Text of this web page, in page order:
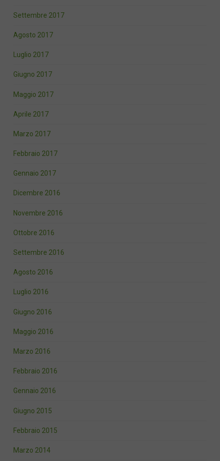
Settembre 2017
Agosto 2017
Luglio 2017
Giugno 2017
Maggio 2017
Aprile 2017
Marzo 2017
Febbraio 2017
Gennaio 2017
Dicembre 2016
Novembre 2016
Ottobre 2016
Settembre 2016
Agosto 2016
Luglio 2016
Giugno 2016
Maggio 2016
Marzo 2016
Febbraio 2016
Gennaio 2016
Giugno 2015
Febbraio 2015
Marzo 2014